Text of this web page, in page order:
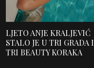
LJETO ANJE KRALJEVIĆ
STALO JE U TRI GRADA I
TRI BEAUTY KORAKA